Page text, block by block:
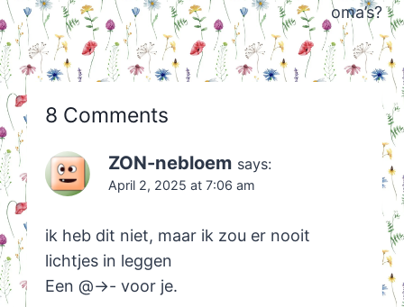
oma’s?
8 Comments
ZON-nebloem says:
April 2, 2025 at 7:06 am
ik heb dit niet, maar ik zou er nooit
lichtjes in leggen
Een @->- voor je.